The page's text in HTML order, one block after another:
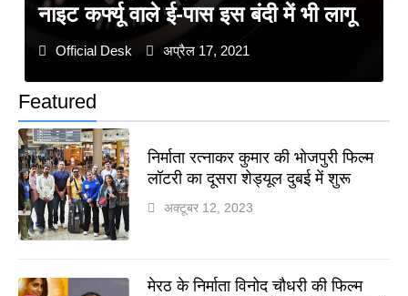
Featured
निर्माता रत्नाकर कुमार की भोजपुरी फिल्म
लॉटरी का दूसरा शेड्यूल दुबई में शुरू
अक्टूबर 12, 2023
मेरठ के निर्माता विनोद चौधरी की फिल्म
नाइट कर्फ्यू वाले ई-पास इस बंदी में भी लागू
Official Desk अप्रैल 17, 2021